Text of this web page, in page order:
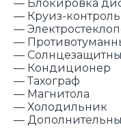
— Блокировка
— Круиз-контроль
—
—
—
— Кондиционер
— Тахограф
— Магнитола
— Холодильник
—